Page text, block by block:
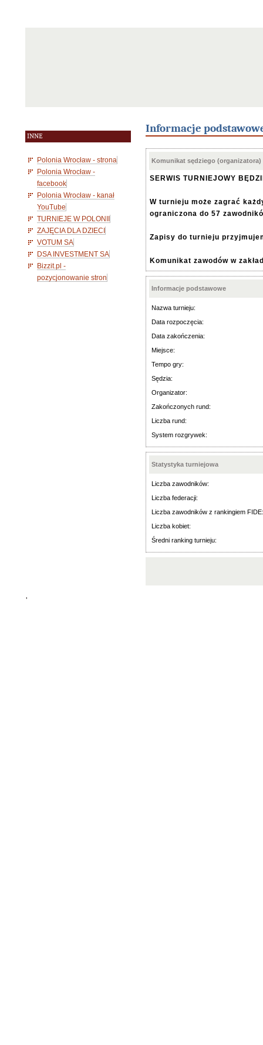
INNE
Polonia Wrocław - strona
Polonia Wrocław -
facebook
Polonia Wrocław - kanał
YouTube
TURNIEJE W POLONII
ZAJĘCIA DLA DZIECI
VOTUM SA
DSA INVESTMENT SA
Bizzit.pl -
pozycjonowanie stron
Informacje
Komunikat sędziego (organizatora)
SERWIS TURNIEJOWY
W turnieju może zagrać
ograniczona do 57
Zapisy do turnieju
Komunikat zawodów w
Informacje podstawowe
Nazwa turnieju:
Data rozpoczęcia:
Data zakończenia:
Miejsce:
Tempo gry:
Sędzia:
Organizator:
Zakończonych rund:
Liczba rund:
System rozgrywek:
Statystyka turniejowa
Liczba zawodników:
Liczba federacji:
Liczba zawodników z rankingiem FIDE:
Liczba kobiet:
Średni ranking turnieju:
'